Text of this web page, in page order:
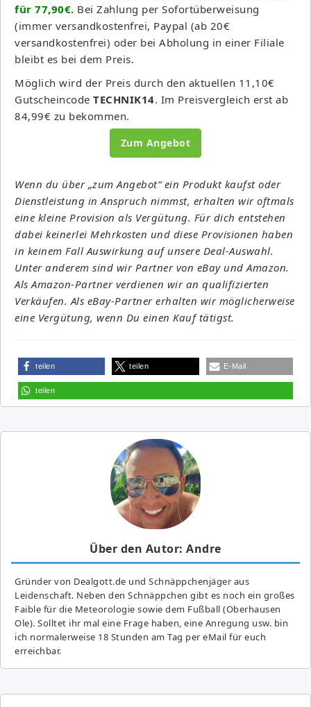
für 77,90€. Bei Zahlung per Sofortüberweisung
(immer versandkostenfrei, Paypal (ab 20€
versandkostenfrei) oder bei Abholung in einer Filiale
bleibt es bei dem Preis.
Möglich wird der Preis durch den aktuellen 11,10€
Gutscheincode TECHNIK14. Im Preisvergleich erst ab
84,99€ zu bekommen.
Zum Angebot
Wenn du über „zum Angebot“ ein Produkt kaufst oder
Dienstleistung in Anspruch nimmst, erhalten wir oftmals
eine kleine Provision als Vergütung. Für dich entstehen
dabei keinerlei Mehrkosten und diese Provisionen haben
in keinem Fall Auswirkung auf unsere Deal-Auswahl.
Unter anderem sind wir Partner von eBay und Amazon.
Als Amazon-Partner verdienen wir an qualifizierten
Verkäufen. Als eBay-Partner erhalten wir möglicherweise
eine Vergütung, wenn Du einen Kauf tätigst.
teilen teilen E-Mail
teilen
Über den Autor: Andre
Gründer von Dealgott.de und Schnäppchenjäger aus
Leidenschaft. Neben den Schnäppchen gibt es noch ein großes
Fai­ble für die Meteorologie sowie dem Fußball (Oberhausen
Ole). Solltet ihr mal eine Frage haben, eine Anregung usw. bin
ich normalerweise 18 Stunden am Tag per eMail für euch
erreichbar.